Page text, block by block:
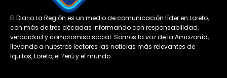
El Diario La Región es un medio de comunicación líder en Loreto,
con más de tres décadas informando con responsabilidad,
veracidad y compromiso social. Somos la voz de la Amazonía,
llevando a nuestros lectores las noticias más relevantes de
Iquitos, Loreto, el Perú y el mundo.